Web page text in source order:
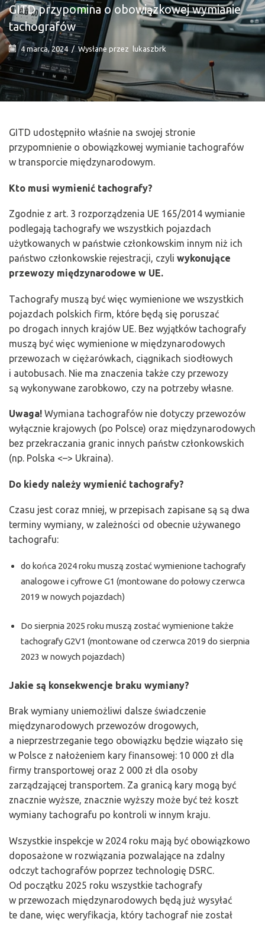
GITD przypomina o obowiązkowej wymianie
tachografów
4 marca, 2024 / Wysłane przez lukaszbrk
GITD udostępniło właśnie na swojej stronie
przypomnienie o obowiązkowej wymianie tachografów
w transporcie międzynarodowym.
Kto musi wymienić tachografy?
Zgodnie z art. 3 rozporządzenia UE 165/2014 wymianie
podlegają tachografy we wszystkich pojazdach
użytkowanych w państwie członkowskim innym niż ich
państwo członkowskie rejestracji, czyli wykonujące
przewozy międzynarodowe w UE.
Tachografy muszą być więc wymienione we wszystkich
pojazdach polskich firm, które będą się poruszać
po drogach innych krajów UE. Bez wyjątków tachografy
muszą być więc wymienione w międzynarodowych
przewozach w ciężarówkach, ciągnikach siodłowych
i autobusach. Nie ma znaczenia także czy przewozy
są wykonywane zarobkowo, czy na potrzeby własne.
Uwaga! Wymiana tachografów nie dotyczy przewozów
wyłącznie krajowych (po Polsce) oraz międzynarodowych
bez przekraczania granic innych państw członkowskich
(np. Polska <–> Ukraina).
Do kiedy należy wymienić tachografy?
Czasu jest coraz mniej, w przepisach zapisane są są dwa
terminy wymiany, w zależności od obecnie używanego
tachografu:
do końca 2024 roku muszą zostać wymienione tachografy
analogowe i cyfrowe G1 (montowane do połowy czerwca
2019 w nowych pojazdach)
Do sierpnia 2025 roku muszą zostać wymienione także
tachografy G2V1 (montowane od czerwca 2019 do sierpnia
2023 w nowych pojazdach)
Jakie są konsekwencje braku wymiany?
Brak wymiany uniemożliwi dalsze świadczenie
międzynarodowych przewozów drogowych,
a nieprzestrzeganie tego obowiązku będzie wiązało się
w Polsce z nałożeniem kary finansowej: 10 000 zł dla
firmy transportowej oraz 2 000 zł dla osoby
zarządzającej transportem. Za granicą kary mogą być
znacznie wyższe, znacznie wyższy może być też koszt
wymiany tachografu po kontroli w innym kraju.
Wszystkie inspekcje w 2024 roku mają być obowiązkowo
doposażone w rozwiązania pozwalające na zdalny
odczyt tachografów poprzez technologię DSRC.
Od początku 2025 roku wszystkie tachografy
w przewozach międzynarodowych będą już wysyłać
te dane, więc weryfikacja, który tachograf nie został